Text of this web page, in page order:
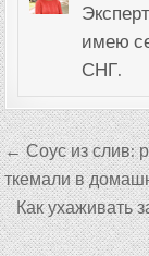
имею
СНГ.
по
записям
← Соус из слив:
ткемали в
Как ухаживать